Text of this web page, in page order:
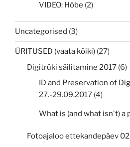
VIDEO: Hõbe (2)
Uncategorised (3)
ÜRITUSED (vaata kõiki) (27)
Digitrüki säilitamine 2017 (6)
ID and Preservation of
27.-29.09.2017 (4)
What is (and what isn't) a
Fotoajaloo ettekandepäev